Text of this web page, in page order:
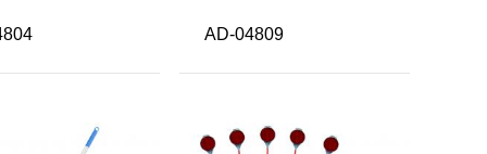
AD-04809